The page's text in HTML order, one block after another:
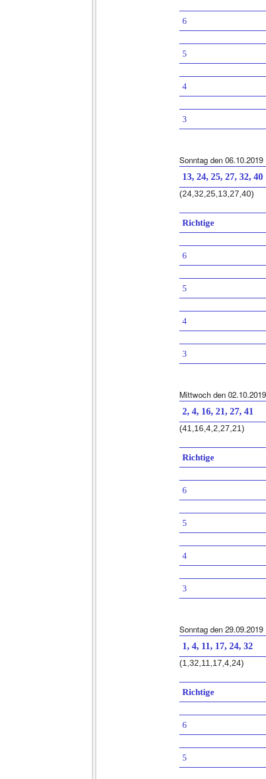
6
5
4
3
Sonntag den 06.10.2019
13, 24, 25, 27, 32, 40
(24,32,25,13,27,40)
Richtige
6
5
4
3
Mittwoch den 02.10.2019
2, 4, 16, 21, 27, 41
(41,16,4,2,27,21)
Richtige
6
5
4
3
Sonntag den 29.09.2019
1, 4, 11, 17, 24, 32
(1,32,11,17,4,24)
Richtige
6
5